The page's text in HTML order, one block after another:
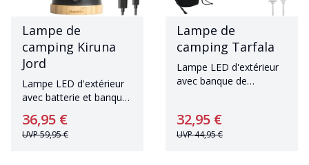
Lampe de
camping Kiruna
Jord
Lampe LED d'extérieur
avec batterie et banque
36,95 €
UVP59,95 €
Lampe de
camping Tarfala
Lampe LED d'extérieur
avec banque de
32,95 €
UVP44,95 €